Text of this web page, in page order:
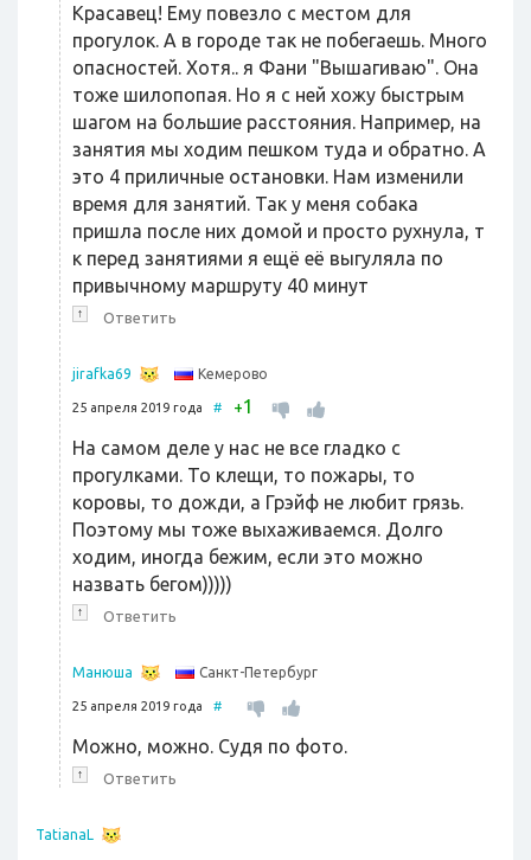
Красавец! Ему повезло с местом для
прогулок. А в городе так не побегаешь. Много
опасностей. Хотя.. я Фани "Вышагиваю". Она
тоже шилопопая. Но я с ней хожу быстрым
шагом на большие расстояния. Например, на
занятия мы ходим пешком туда и обратно. А
это 4 приличные остановки. Нам изменили
время для занятий. Так у меня собака
пришла после них домой и просто рухнула, т
к перед занятиями я ещё её выгуляла по
привычному маршруту 40 минут
↑ Ответить
jirafka69 Кемерово
25 апреля 2019 года # +1
На самом деле у нас не все гладко с
прогулками. То клещи, то пожары, то
коровы, то дожди, а Грэйф не любит грязь.
Поэтому мы тоже выхаживаемся. Долго
ходим, иногда бежим, если это можно
назвать бегом)))))
↑ Ответить
Манюша Санкт-Петербург
25 апреля 2019 года #
Можно, можно. Судя по фото.
↑ Ответить
TatianaL